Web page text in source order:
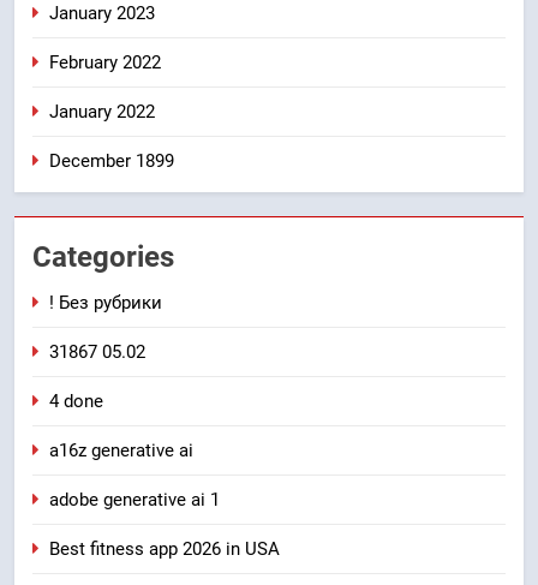
January 2023
February 2022
January 2022
December 1899
Categories
! Без рубрики
31867 05.02
4 done
a16z generative ai
adobe generative ai 1
Best fitness app 2026 in USA